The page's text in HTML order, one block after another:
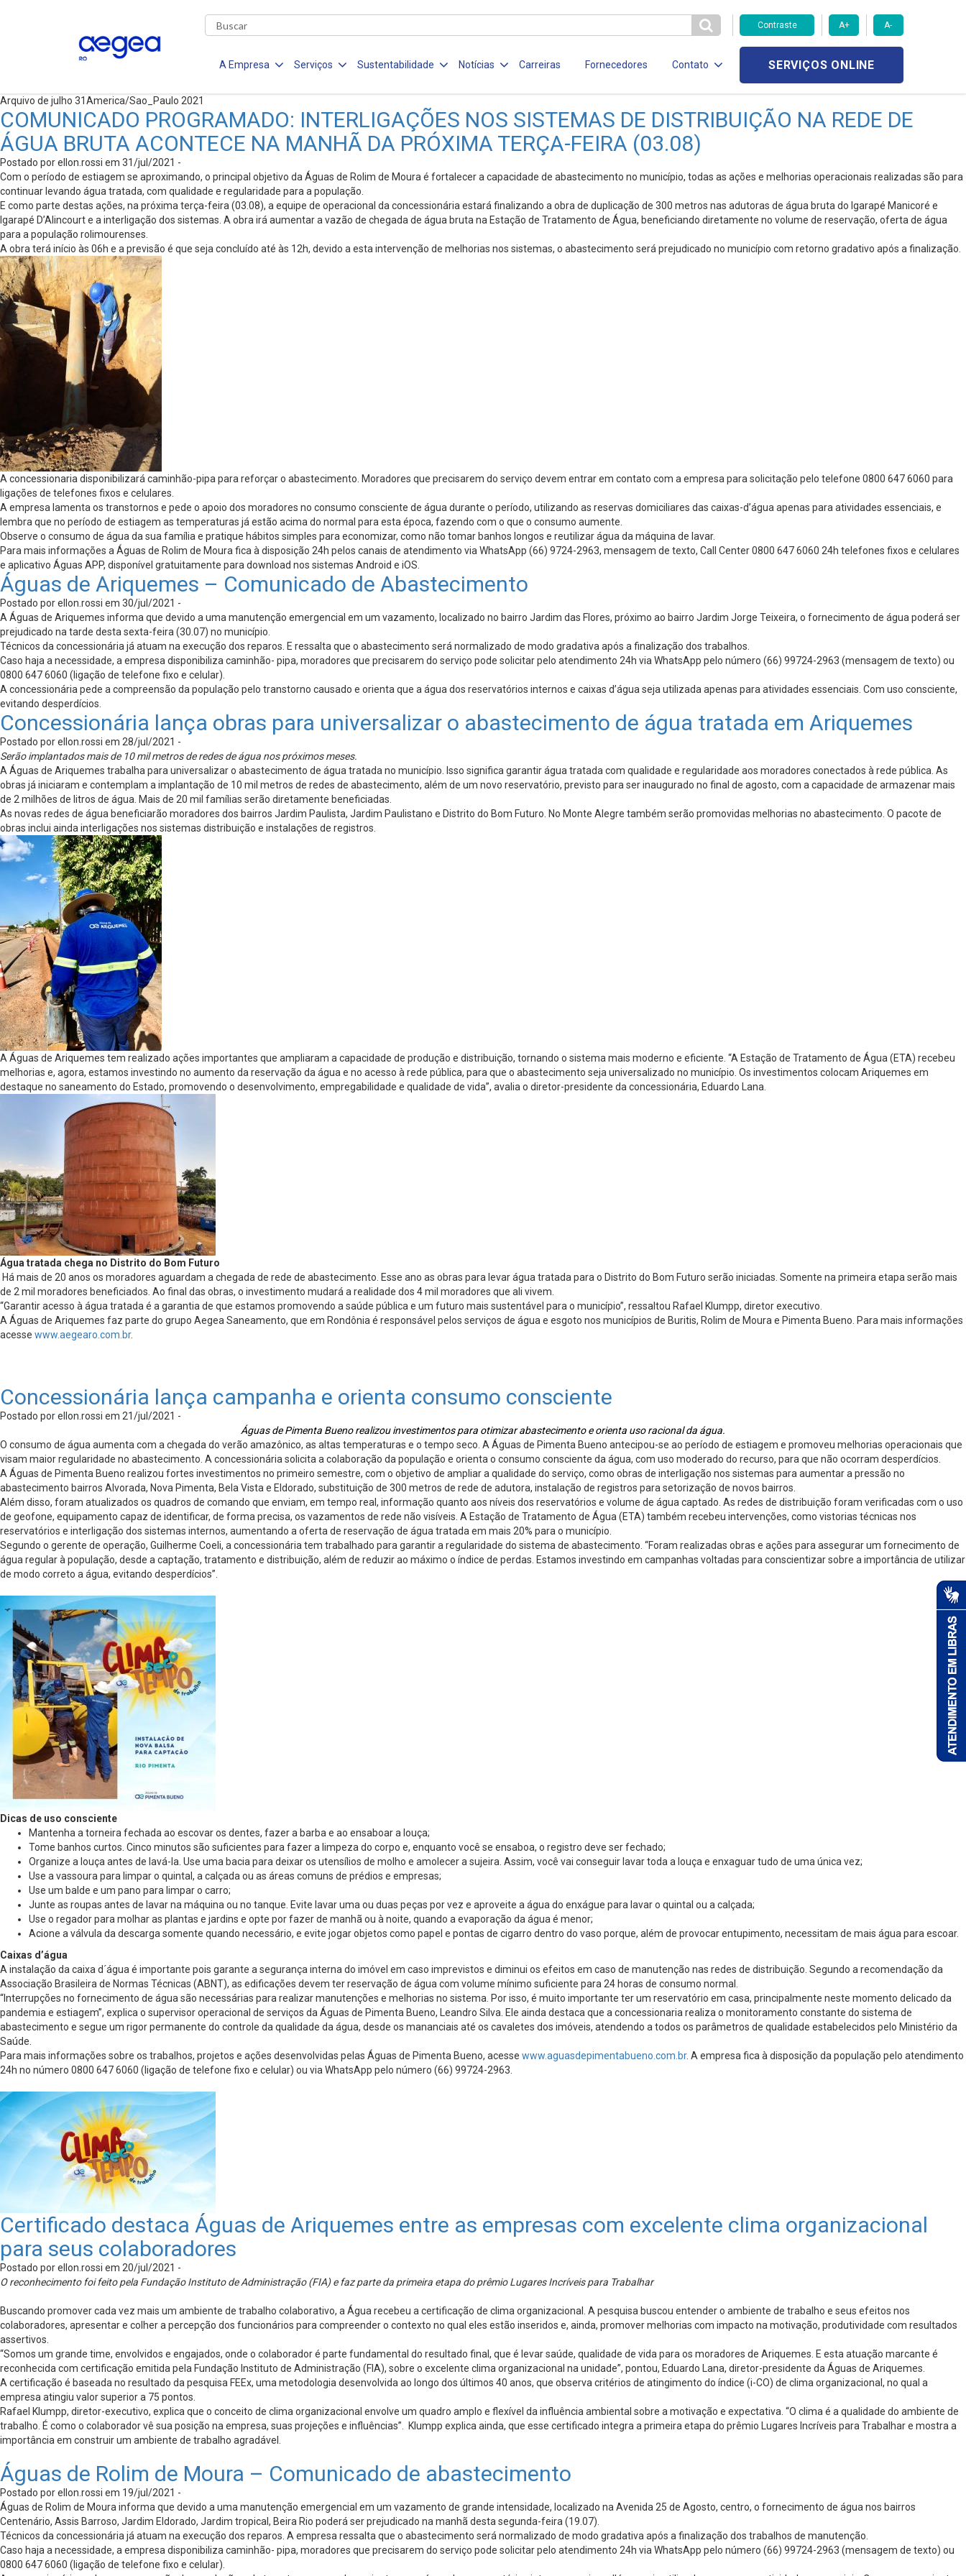
Contraste A+ A-
A Empresa Serviços Sustentabilidade Notícias Carreiras Fornecedores Contato SERVIÇOS ONLINE
Arquivo de julho 31America/Sao_Paulo 2021
COMUNICADO PROGRAMADO: INTERLIGAÇÕES NOS SISTEMAS DE DISTRIBUIÇÃO NA REDE DE
ÁGUA BRUTA ACONTECE NA MANHÃ DA PRÓXIMA TERÇA-FEIRA (03.08)
Postado por ellon.rossi em 31/jul/2021 -
Com o período de estiagem se aproximando, o principal objetivo da Águas de Rolim de Moura é fortalecer a capacidade de abastecimento no município, todas as ações e melhorias operacionais realizadas são para
continuar levando água tratada, com qualidade e regularidade para a população.
E como parte destas ações, na próxima terça-feira (03.08), a equipe de operacional da concessionária estará finalizando a obra de duplicação de 300 metros nas adutoras de água bruta do Igarapé Manicoré e
Igarapé D’Alincourt e a interligação dos sistemas. A obra irá aumentar a vazão de chegada de água bruta na Estação de Tratamento de Água, beneficiando diretamente no volume de reservação, oferta de água
para a população rolimourenses.
A obra terá início às 06h e a previsão é que seja concluído até às 12h, devido a esta intervenção de melhorias nos sistemas, o abastecimento será prejudicado no município com retorno gradativo após a finalização.
A concessionaria disponibilizará caminhão-pipa para reforçar o abastecimento. Moradores que precisarem do serviço devem entrar em contato com a empresa para solicitação pelo telefone 0800 647 6060 para
ligações de telefones fixos e celulares.
A empresa lamenta os transtornos e pede o apoio dos moradores no consumo consciente de água durante o período, utilizando as reservas domiciliares das caixas-d’água apenas para atividades essenciais, e
lembra que no período de estiagem as temperaturas já estão acima do normal para esta época, fazendo com o que o consumo aumente.
Observe o consumo de água da sua família e pratique hábitos simples para economizar, como não tomar banhos longos e reutilizar água da máquina de lavar.
Para mais informações a Águas de Rolim de Moura fica à disposição 24h pelos canais de atendimento via WhatsApp (66) 9724-2963, mensagem de texto, Call Center 0800 647 6060 24h telefones fixos e celulares
e aplicativo Águas APP, disponível gratuitamente para download nos sistemas Android e iOS.
Águas de Ariquemes – Comunicado de Abastecimento
Postado por ellon.rossi em 30/jul/2021 -
A Águas de Ariquemes informa que devido a uma manutenção emergencial em um vazamento, localizado no bairro Jardim das Flores, próximo ao bairro Jardim Jorge Teixeira, o fornecimento de água poderá ser
prejudicado na tarde desta sexta-feira (30.07) no município.
Técnicos da concessionária já atuam na execução dos reparos. E ressalta que o abastecimento será normalizado de modo gradativa após a finalização dos trabalhos.
Caso haja a necessidade, a empresa disponibiliza caminhão- pipa, moradores que precisarem do serviço pode solicitar pelo atendimento 24h via WhatsApp pelo número (66) 99724-2963 (mensagem de texto) ou
0800 647 6060 (ligação de telefone fixo e celular).
A concessionária pede a compreensão da população pelo transtorno causado e orienta que a água dos reservatórios internos e caixas d’água seja utilizada apenas para atividades essenciais. Com uso consciente,
evitando desperdícios.
Concessionária lança obras para universalizar o abastecimento de água tratada em Ariquemes
Postado por ellon.rossi em 28/jul/2021 -
Serão implantados mais de 10 mil metros de redes de água nos próximos meses.
A Águas de Ariquemes trabalha para universalizar o abastecimento de água tratada no município. Isso significa garantir água tratada com qualidade e regularidade aos moradores conectados à rede pública. As
obras já iniciaram e contemplam a implantação de 10 mil metros de redes de abastecimento, além de um novo reservatório, previsto para ser inaugurado no final de agosto, com a capacidade de armazenar mais
de 2 milhões de litros de água. Mais de 20 mil famílias serão diretamente beneficiadas.
As novas redes de água beneficiarão moradores dos bairros Jardim Paulista, Jardim Paulistano e Distrito do Bom Futuro. No Monte Alegre também serão promovidas melhorias no abastecimento. O pacote de
obras inclui ainda interligações nos sistemas distribuição e instalações de registros.
A Águas de Ariquemes tem realizado ações importantes que ampliaram a capacidade de produção e distribuição, tornando o sistema mais moderno e eficiente. “A Estação de Tratamento de Água (ETA) recebeu
melhorias e, agora, estamos investindo no aumento da reservação da água e no acesso à rede pública, para que o abastecimento seja universalizado no município. Os investimentos colocam Ariquemes em
destaque no saneamento do Estado, promovendo o desenvolvimento, empregabilidade e qualidade de vida”, avalia o diretor-presidente da concessionária, Eduardo Lana.
Água tratada chega no Distrito do Bom Futuro
Há mais de 20 anos os moradores aguardam a chegada de rede de abastecimento. Esse ano as obras para levar água tratada para o Distrito do Bom Futuro serão iniciadas. Somente na primeira etapa serão mais
de 2 mil moradores beneficiados. Ao final das obras, o investimento mudará a realidade dos 4 mil moradores que ali vivem.
“Garantir acesso à água tratada é a garantia de que estamos promovendo a saúde pública e um futuro mais sustentável para o município”, ressaltou Rafael Klumpp, diretor executivo.
A Águas de Ariquemes faz parte do grupo Aegea Saneamento, que em Rondônia é responsável pelos serviços de água e esgoto nos municípios de Buritis, Rolim de Moura e Pimenta Bueno. Para mais informações
acesse www.aegearo.com.br.
Concessionária lança campanha e orienta consumo consciente
Postado por ellon.rossi em 21/jul/2021 -
Águas de Pimenta Bueno realizou investimentos para otimizar abastecimento e orienta uso racional da água.
O consumo de água aumenta com a chegada do verão amazônico, as altas temperaturas e o tempo seco. A Águas de Pimenta Bueno antecipou-se ao período de estiagem e promoveu melhorias operacionais que
visam maior regularidade no abastecimento. A concessionária solicita a colaboração da população e orienta o consumo consciente da água, com uso moderado do recurso, para que não ocorram desperdícios.
A Águas de Pimenta Bueno realizou fortes investimentos no primeiro semestre, com o objetivo de ampliar a qualidade do serviço, como obras de interligação nos sistemas para aumentar a pressão no
abastecimento bairros Alvorada, Nova Pimenta, Bela Vista e Eldorado, substituição de 300 metros de rede de adutora, instalação de registros para setorização de novos bairros.
Além disso, foram atualizados os quadros de comando que enviam, em tempo real, informação quanto aos níveis dos reservatórios e volume de água captado. As redes de distribuição foram verificadas com o uso
de geofone, equipamento capaz de identificar, de forma precisa, os vazamentos de rede não visíveis. A Estação de Tratamento de Água (ETA) também recebeu intervenções, como vistorias técnicas nos
reservatórios e interligação dos sistemas internos, aumentando a oferta de reservação de água tratada em mais 20% para o município.
Segundo o gerente de operação, Guilherme Coeli, a concessionária tem trabalhado para garantir a regularidade do sistema de abastecimento. “Foram realizadas obras e ações para assegurar um fornecimento de
água regular à população, desde a captação, tratamento e distribuição, além de reduzir ao máximo o índice de perdas. Estamos investindo em campanhas voltadas para conscientizar sobre a importância de utilizar
de modo correto a água, evitando desperdícios”.
Dicas de uso consciente
Mantenha a torneira fechada ao escovar os dentes, fazer a barba e ao ensaboar a louça;
Tome banhos curtos. Cinco minutos são suficientes para fazer a limpeza do corpo e, enquanto você se ensaboa, o registro deve ser fechado;
Organize a louça antes de lavá-la. Use uma bacia para deixar os utensílios de molho e amolecer a sujeira. Assim, você vai conseguir lavar toda a louça e enxaguar tudo de uma única vez;
Use a vassoura para limpar o quintal, a calçada ou as áreas comuns de prédios e empresas;
Use um balde e um pano para limpar o carro;
Junte as roupas antes de lavar na máquina ou no tanque. Evite lavar uma ou duas peças por vez e aproveite a água do enxágue para lavar o quintal ou a calçada;
Use o regador para molhar as plantas e jardins e opte por fazer de manhã ou à noite, quando a evaporação da água é menor;
Acione a válvula da descarga somente quando necessário, e evite jogar objetos como papel e pontas de cigarro dentro do vaso porque, além de provocar entupimento, necessitam de mais água para escoar.
Caixas d’água
A instalação da caixa d´água é importante pois garante a segurança interna do imóvel em caso imprevistos e diminui os efeitos em caso de manutenção nas redes de distribuição. Segundo a recomendação da
Associação Brasileira de Normas Técnicas (ABNT), as edificações devem ter reservação de água com volume mínimo suficiente para 24 horas de consumo normal.
“Interrupções no fornecimento de água são necessárias para realizar manutenções e melhorias no sistema. Por isso, é muito importante ter um reservatório em casa, principalmente neste momento delicado da
pandemia e estiagem”, explica o supervisor operacional de serviços da Águas de Pimenta Bueno, Leandro Silva. Ele ainda destaca que a concessionaria realiza o monitoramento constante do sistema de
abastecimento e segue um rigor permanente do controle da qualidade da água, desde os mananciais até os cavaletes dos imóveis, atendendo a todos os parâmetros de qualidade estabelecidos pelo Ministério da
Saúde.
Para mais informações sobre os trabalhos, projetos e ações desenvolvidas pelas Águas de Pimenta Bueno, acesse www.aguasdepimentabueno.com.br. A empresa fica à disposição da população pelo atendimento
24h no número 0800 647 6060 (ligação de telefone fixo e celular) ou via WhatsApp pelo número (66) 99724-2963.
Certificado destaca Águas de Ariquemes entre as empresas com excelente clima organizacional
para seus colaboradores
Postado por ellon.rossi em 20/jul/2021 -
O reconhecimento foi feito pela Fundação Instituto de Administração (FIA) e faz parte da primeira etapa do prêmio Lugares Incríveis para Trabalhar
Buscando promover cada vez mais um ambiente de trabalho colaborativo, a Água recebeu a certificação de clima organizacional. A pesquisa buscou entender o ambiente de trabalho e seus efeitos nos
colaboradores, apresentar e colher a percepção dos funcionários para compreender o contexto no qual eles estão inseridos e, ainda, promover melhorias com impacto na motivação, produtividade com resultados
assertivos.
“Somos um grande time, envolvidos e engajados, onde o colaborador é parte fundamental do resultado final, que é levar saúde, qualidade de vida para os moradores de Ariquemes. E esta atuação marcante é
reconhecida com certificação emitida pela Fundação Instituto de Administração (FIA), sobre o excelente clima organizacional na unidade”, pontou, Eduardo Lana, diretor-presidente da Águas de Ariquemes.
A certificação é baseada no resultado da pesquisa FEEx, uma metodologia desenvolvida ao longo dos últimos 40 anos, que observa critérios de atingimento do índice (i-CO) de clima organizacional, no qual a
empresa atingiu valor superior a 75 pontos.
Rafael Klumpp, diretor-executivo, explica que o conceito de clima organizacional envolve um quadro amplo e flexível da influência ambiental sobre a motivação e expectativa. “O clima é a qualidade do ambiente de
trabalho. É como o colaborador vê sua posição na empresa, suas projeções e influências”. Klumpp explica ainda, que esse certificado integra a primeira etapa do prêmio Lugares Incríveis para Trabalhar e mostra a
importância em construir um ambiente de trabalho agradável.
Águas de Rolim de Moura – Comunicado de abastecimento
Postado por ellon.rossi em 19/jul/2021 -
Águas de Rolim de Moura informa que devido a uma manutenção emergencial em um vazamento de grande intensidade, localizado na Avenida 25 de Agosto, centro, o fornecimento de água nos bairros
Centenário, Assis Barroso, Jardim Eldorado, Jardim tropical, Beira Rio poderá ser prejudicado na manhã desta segunda-feira (19.07).
Técnicos da concessionária já atuam na execução dos reparos. A empresa ressalta que o abastecimento será normalizado de modo gradativa após a finalização dos trabalhos de manutenção.
Caso haja a necessidade, a empresa disponibiliza caminhão- pipa, moradores que precisarem do serviço pode solicitar pelo atendimento 24h via WhatsApp pelo número (66) 99724-2963 (mensagem de texto) ou
0800 647 6060 (ligação de telefone fixo e celular).